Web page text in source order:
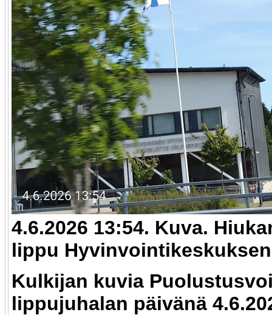
4.6.2026 13:54. Kuva.
lippu
Kulkijan kuvia
lippujuhalan päivänä